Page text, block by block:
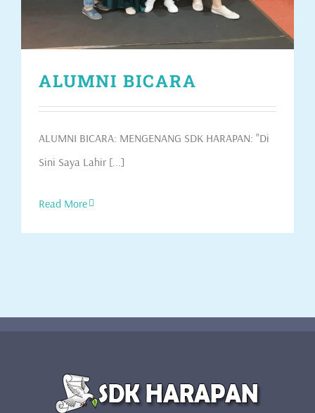
ALUMNI BICARA
ALUMNI BICARA: MENGENANG SDK HARAPAN: "Di
Sini Saya Lahir [...]
Read More